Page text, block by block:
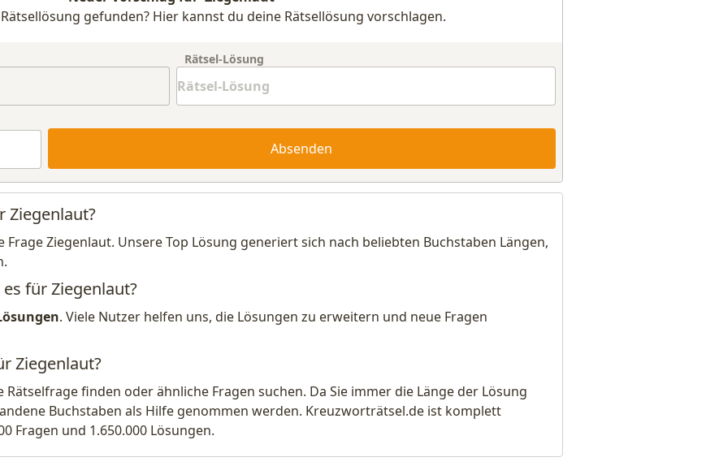
gefunden? Hier kannst du deine Rätsellösung vorschlagen.
Rätsel-Lösung
Absenden
Ziegenlaut?
Frage Ziegenlaut. Unsere Top Lösung generiert sich nach beliebten Buchstaben Längen,
für Ziegenlaut?
. Viele Nutzer helfen uns, die Lösungen zu erweitern und neue Fragen
Ziegenlaut?
finden oder ähnliche Fragen suchen. Da Sie immer die Länge der Lösung
Buchstaben als Hilfe genommen werden. Kreuzworträtsel.de ist komplett
Fragen und 1.650.000 Lösungen.